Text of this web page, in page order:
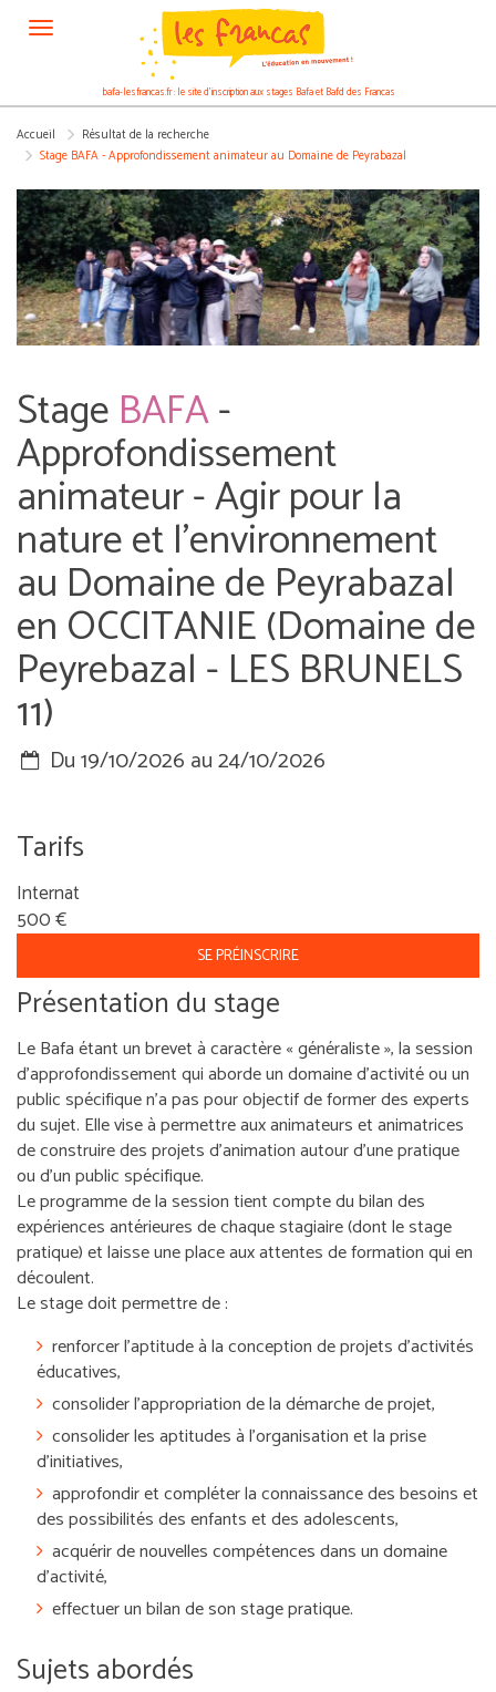
bafa-lesfrancas.fr : le site d’inscription aux stages Bafa et Bafd des Francas
Accueil
Résultat de la recherche
Stage BAFA - Approfondissement animateur au Domaine de Peyrabazal
Stage BAFA-
Approfondissement
animateur - Agir pour la
nature et l'environnement
au Domaine de Peyrabazal
en OCCITANIE (Domaine de
Peyrebazal - LES BRUNELS
11)
Du 19/10/2026 au 24/10/2026
Tarifs
Internat
500 €
SE PRÉINSCRIRE
Présentation du stage
Le Bafa étant un brevet à caractère « généraliste », la session
d’approfondissement qui aborde un domaine d’activité ou un
public spécifique n’a pas pour objectif de former des experts
du sujet. Elle vise à permettre aux animateurs et animatrices
de construire des projets d’animation autour d'une pratique
ou d'un public spécifique.
Le programme de la session tient compte du bilan des
expériences antérieures de chaque stagiaire (dont le stage
pratique) et laisse une place aux attentes de for­mation qui en
découlent.
Le stage doit permettre de :
renforcer l’aptitude à la conception de projets d’activités
éducatives,
consolider l’appropriation de la démarche de projet,
consolider les aptitudes à l’organisation et la prise
d’initiatives,
approfondir et compléter la connaissance des besoins et
des possibilités des enfants et des adolescents,
acquérir de nouvelles compétences dans un domaine
d’activité,
effectuer un bilan de son stage pratique.
Sujets abordés
Panneau de gestion des cookies